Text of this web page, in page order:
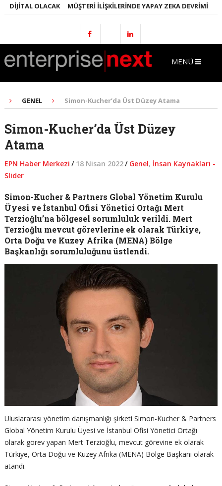
OLACAK MÜŞTERI İLIŞKILERINDE YAPAY ZEKA DEVRIMI
MENÜ
GENEL Simon-Kucher’da Üst Düzey Atama
Simon-Kucher’da Üst Düzey
Atama
EPN Haber Merkezi / 18 Nisan 2022/ Genel, İnsan Kaynakları -
Slider
Simon-Kucher & Partners Global Yönetim Kurulu
Üyesi ve İstanbul Ofisi Yönetici Ortağı Mert
Terzioğlu’na bölgesel sorumluluk verildi. Mert
Terzioğlu mevcut görevlerine ek olarak Türkiye,
Orta Doğu ve Kuzey Afrika (MENA) Bölge
Başkanlığı sorumluluğunu üstlendi.
Uluslararası yönetim danışmanlığı şirketi Simon-Kucher & Partners
Global Yönetim Kurulu Üyesi ve İstanbul Ofisi Yönetici Ortağı
olarak görev yapan Mert Terzioğlu, mevcut görevine ek olarak
Türkiye, Orta Doğu ve Kuzey Afrika (MENA) Bölge Başkanı olarak
atandı.